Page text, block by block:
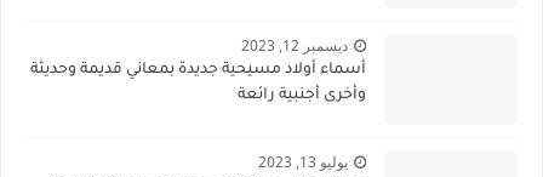
ديسمبر 12, 2023
أسماء أولاد مسيحية جديدة بمعاني قديمة وحديثة
وأخرى أجنبية رائعة
يوليو 13, 2023